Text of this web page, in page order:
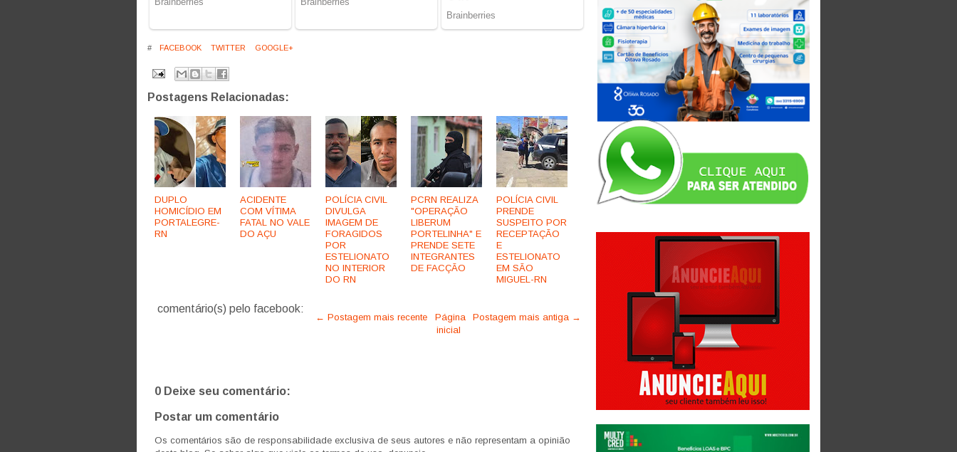
# FACEBOOK TWITTER GOOGLE+
Postagens Relacionadas:
DUPLO
HOMICÍDIO EM
PORTALEGRE-
RN
ACIDENTE
COM VÍTIMA
FATAL NO VALE
DO AÇU
POLÍCIA CIVIL
DIVULGA
IMAGEM DE
FORAGIDOS
POR
ESTELIONATO
NO INTERIOR
DO RN
PCRN REALIZA
"OPERAÇÃO
LIBERUM
PORTELINHA" E
PRENDE SETE
INTEGRANTES
DE FACÇÃO
POLÍCIA CIVIL
PRENDE
SUSPEITO POR
RECEPTAÇÃO
E
ESTELIONATO
EM SÃO
MIGUEL-RN
comentário(s) pelo facebook:
← Postagem mais recente Postagem mais antiga →
Página
inicial
0 Deixe seu comentário:
Postar um comentário
Os comentários são de responsabilidade exclusiva de seus autores e não representam a opinião